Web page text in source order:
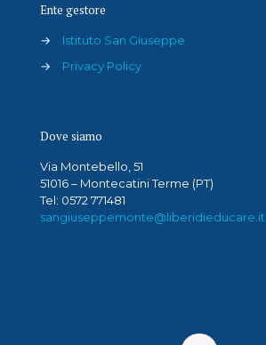
Ente gestore
→
Istituto San Giuseppe
→
Privacy Policy
Dove siamo
Via Montebello, 51
51016 – Montecatini Terme (PT)
Tel: 0572 771481
sangiuseppemonte@liberidieducare.it